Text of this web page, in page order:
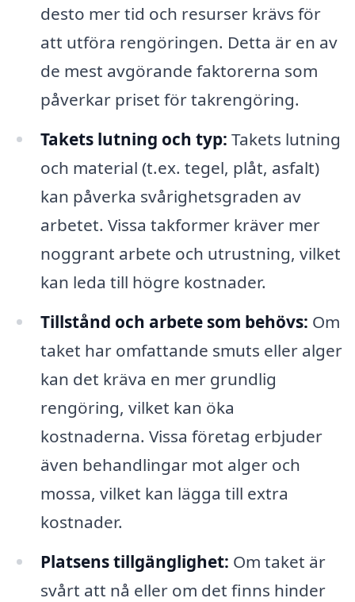
desto mer tid och resurser krävs för
att utföra rengöringen. Detta är en av
de mest avgörande faktorerna som
påverkar priset för takrengöring.
Takets lutning och typ: Takets lutning
och material (t.ex. tegel, plåt, asfalt)
kan påverka svårighetsgraden av
arbetet. Vissa takformer kräver mer
noggrant arbete och utrustning, vilket
kan leda till högre kostnader.
Tillstånd och arbete som behövs: Om
taket har omfattande smuts eller alger
kan det kräva en mer grundlig
rengöring, vilket kan öka
kostnaderna. Vissa företag erbjuder
även behandlingar mot alger och
mossa, vilket kan lägga till extra
kostnader.
Platsens tillgänglighet: Om taket är
svårt att nå eller om det finns hinder